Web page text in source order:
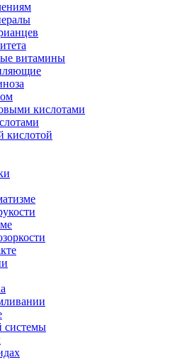
витамины
кислотами
кислотой
системы